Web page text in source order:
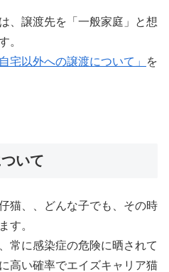
、譲渡先を「一般家庭」と想
。
宅以外への譲渡について」
を
いて
猫、、どんな子でも、その時
す。
常に感染症の危険に晒されて
高い確率でエイズキャリア猫